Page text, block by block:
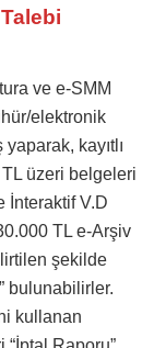
ve e-SMM
elektronik
kayıtlı
TL üzeri belgeleri
İnteraktif V.D
TL e-Arşiv
şekilde
bulunabilirler.
kullanan